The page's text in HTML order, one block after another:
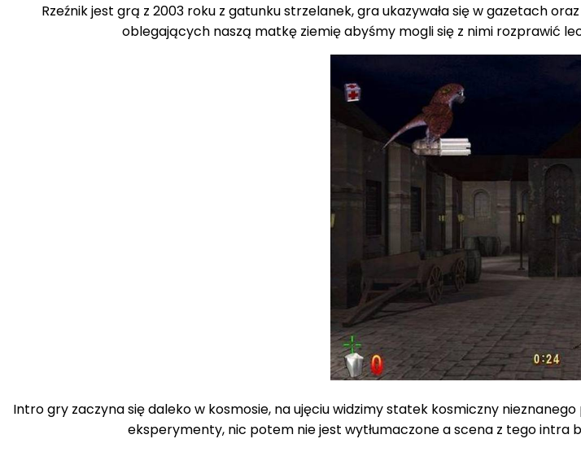
Rzeźnik jest grą z 2003 roku z gatunku strzelanek, gra ukazywała się w gazetach
oblegających naszą matkę ziemię abyśmy mogli się z nimi rozprawić
Intro gry zaczyna się daleko w kosmosie, na ujęciu widzimy statek kosmiczny
eksperymenty, nic potem nie jest wytłumaczone a scena z tego intra